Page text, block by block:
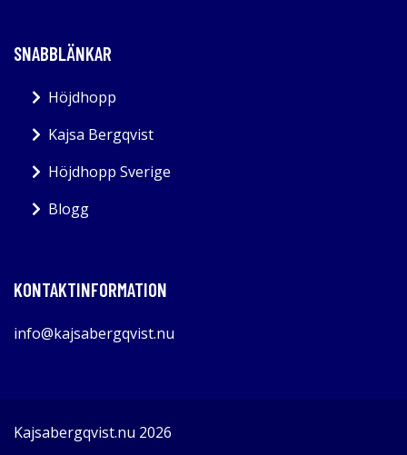
SNABBLÄNKAR
Höjdhopp
Kajsa Bergqvist
Höjdhopp Sverige
Blogg
KONTAKTINFORMATION
info@kajsabergqvist.nu
Kajsabergqvist.nu 2026